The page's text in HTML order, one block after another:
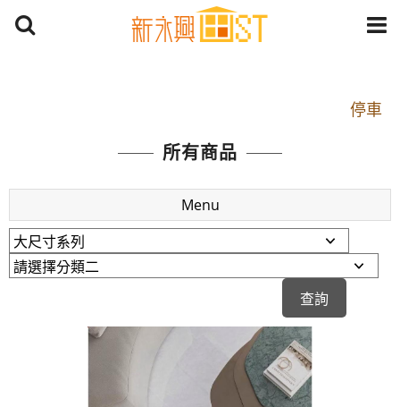
停車
捷運： 中和線【頂溪站 2 號出口】往中山路1段139
原Line已滿 無法加Line好友 請親愛的客戶加入
LINE官方帳號@a0975005573
開車：中山路1段 到永平路路口(樂華夜市口)門口可
停車
捷運： 中和線【頂溪站 2 號出口】往中山路1段139
號約10分鐘
原Line已滿 無法加Line好友 請親愛的客戶加入
LINE官方帳號@a0975005573
所有商品
Menu